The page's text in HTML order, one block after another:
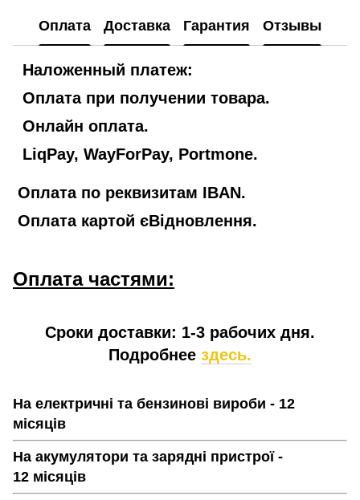
Оплата Доставка Гарантия Отзывы
Наложенный платеж:
Оплата при получении товара.
Онлайн оплата.
LiqPay, WayForPay, Portmone.
Оплата по реквизитам IBAN.
Оплата картой єВідновлення.
Оплата частями:
Сроки доставки: 1-3 рабочих дня.
Подробнее здесь.
На електричні та бензинові вироби - 12
місяців
На акумулятори та зарядні пристрої -
12 місяців